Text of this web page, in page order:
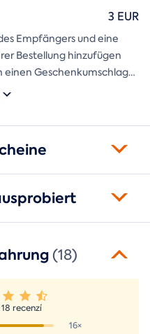
Empfängers und eine
Bestellung hinzufügen
einen Geschenkumschlag
3 EUR
(18)
recenzí
16×